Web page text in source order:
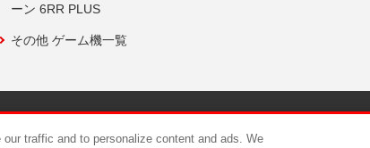
ーン 6RR PLUS
その他 ゲーム機一覧
traffic and to personalize content and ads. We